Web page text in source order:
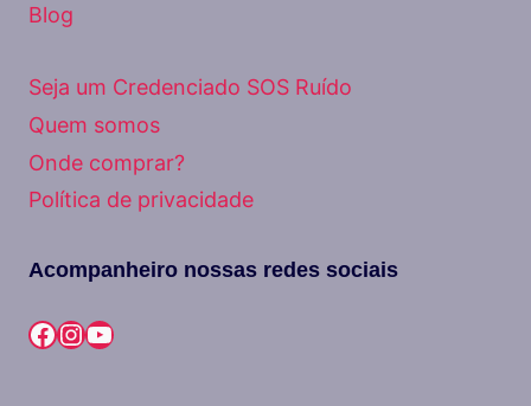
Blog
Seja um Credenciado SOS Ruído
Quem somos
Onde comprar?
Política de privacidade
Acompanheiro nossas redes sociais
Facebook
Instagram
Youtube